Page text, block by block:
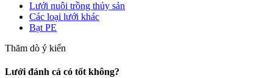
Lưới nuôi trồng thủy sản
Các loại lưới khác
Bạt PE
Thăm dò ý kiến
Lưới đánh cá có tốt không?